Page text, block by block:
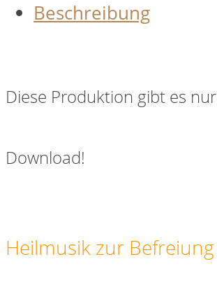
Beschreibung
Diese Produktion gibt es
Download!
Heilmusik zur